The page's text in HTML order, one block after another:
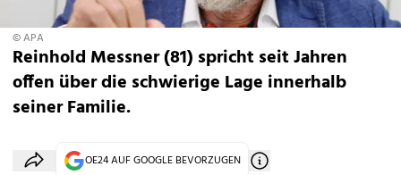
© APA
Reinhold Messner (81) spricht seit Jahren
offen über die schwierige Lage innerhalb
seiner Familie.
OE24 AUF GOOGLE BEVORZUGEN